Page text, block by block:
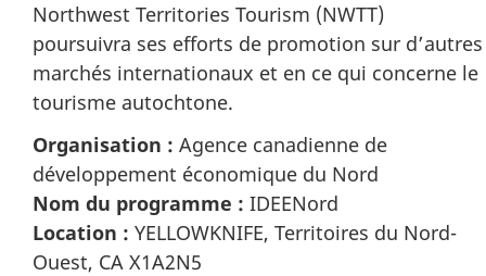
Northwest Territories Tourism (NWTT)
poursuivra ses efforts de promotion sur d’autres
marchés internationaux et en ce qui concerne le
tourisme autochtone.
Organisation : Agence canadienne de
développement économique du Nord
Nom du programme : IDEENord
Location : YELLOWKNIFE, Territoires du Nord-
Ouest, CA X1A2N5